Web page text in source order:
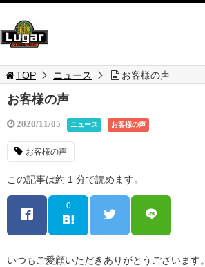
TOP ニュース お客様の声
お客様の声
2020/11/05 ニュース お客様の声
お客様の声
この記事は約 1 分で読めます。
0
いつもご愛顧いただきありがとうございます。